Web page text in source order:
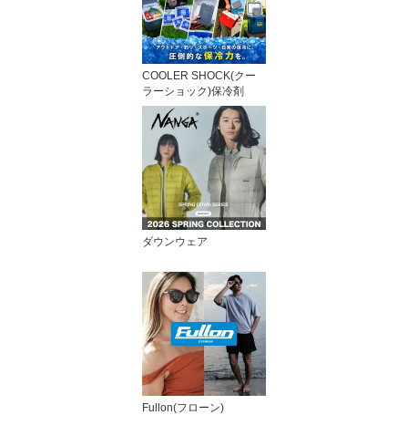
COOLER SHOCK(クー
ラーショック)保冷剤
ダウンウェア
Fullon(フローン)